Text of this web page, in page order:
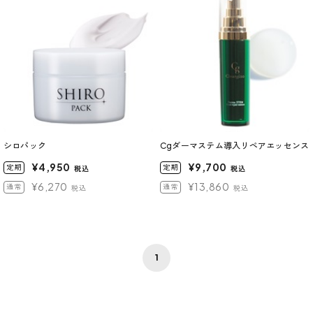
シロパック
定期 ¥4,950 税込
通常 ¥6,270 税込
Cgダーマステム導入リペアエッセンス
定期 ¥9,700 税込
通常 ¥13,860 税込
1